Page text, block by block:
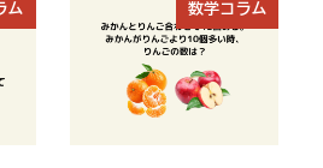
ム 数学コラム